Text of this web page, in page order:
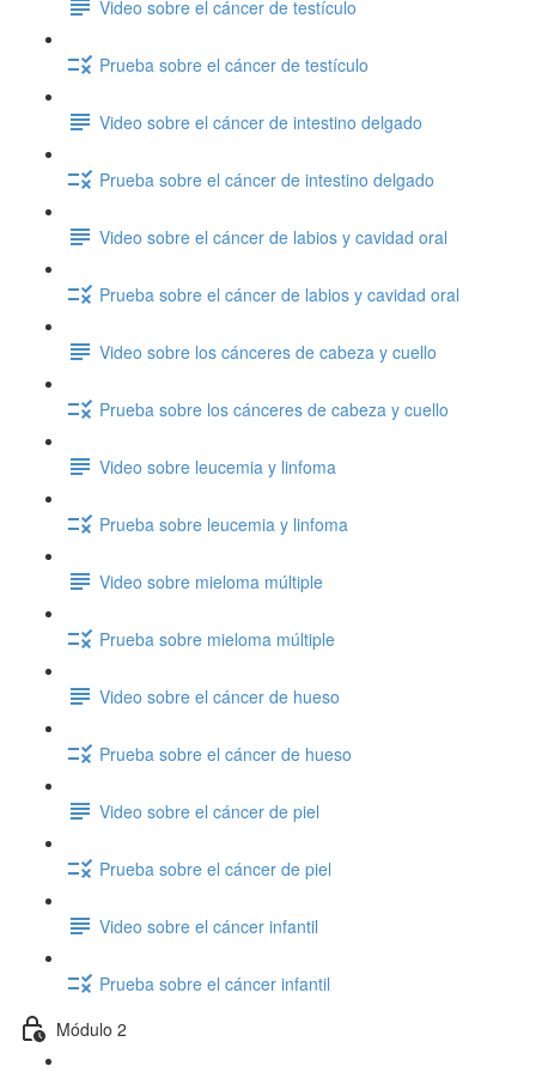
Video sobre el cáncer de testículo
Prueba sobre el cáncer de testículo
Video sobre el cáncer de intestino delgado
Prueba sobre el cáncer de intestino delgado
Video sobre el cáncer de labios y cavidad oral
Prueba sobre el cáncer de labios y cavidad oral
Video sobre los cánceres de cabeza y cuello
Prueba sobre los cánceres de cabeza y cuello
Video sobre leucemia y linfoma
Prueba sobre leucemia y linfoma
Video sobre mieloma múltiple
Prueba sobre mieloma múltiple
Video sobre el cáncer de hueso
Prueba sobre el cáncer de hueso
Video sobre el cáncer de piel
Prueba sobre el cáncer de piel
Video sobre el cáncer infantil
Prueba sobre el cáncer infantil
Módulo 2